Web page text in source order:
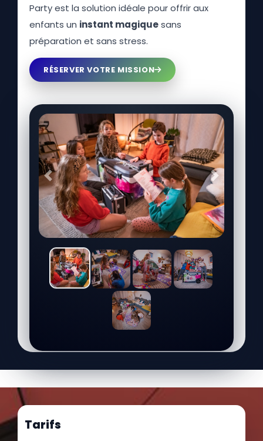
Party est la solution idéale pour offrir aux
enfants un instant magiquesans
préparation et sans stress.
RÉSERVER VOTRE MISSION
Précédent Suivant
Tarifs